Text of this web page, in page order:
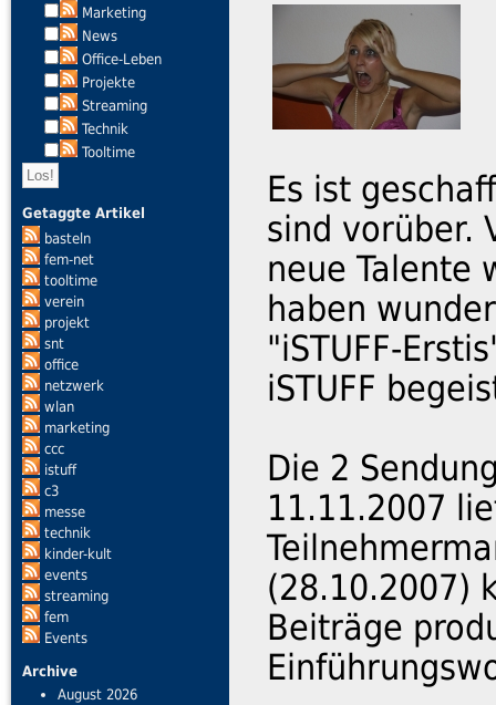
Marketing
News
Office-Leben
Projekte
Streaming
Technik
Tooltime
Getaggte Artikel
basteln
fem-net
tooltime
verein
projekt
snt
office
netzwerk
wlan
marketing
ccc
istuff
c3
messe
technik
kinder-kult
events
streaming
fem
Events
Archive
August 2026
Es ist
sind vorüber.
neue Talente
haben
"iSTUFF-
iSTUFF
Die 2
11.11.2007
(28.10.2007)
Beiträge